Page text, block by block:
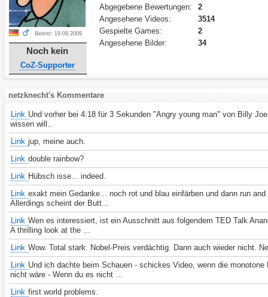
Beitritt: 19.09.2009
Noch kein
CoZ-Supporter
Abgegebene Bewertungen:
2
Angesehene Videos:
3514
Gespielte Games:
2
Angesehene Bilder:
34
netzknecht's Kommentare
Link Und vorher bei 4:18 für 3 Sekunden "Angry young man" von Billy
wissen will..
Link jup, meine auch.
Link double rainbow?
Link Hübsch isse... indeed.
Link exakt mein Gedanke... noch rot und blau einfärben und dann run and
Allerdings scheint der Butt...
Link Wen es interessiert, ist ein Ausschnitt aus folgendem TED Talk
A thrilling look at the ...
Link Wow. Total stark. Nobel-Preis verdächtig. Dann auch wieder nicht.
Link Und ich dachte beim Schauen - schickes Video, wenn die monotone
nicht wäre - Wenn du es nicht ...
Link first world problems.